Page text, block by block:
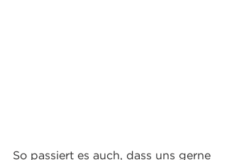
So passiert es auch, dass uns gerne